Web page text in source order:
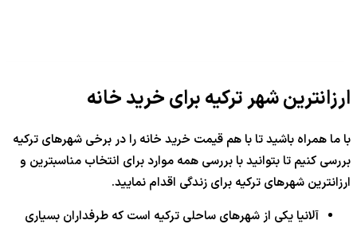
ارزانترین شهر ترکیه برای خرید خانه
با ما همراه باشید تا با هم قیمت خرید خانه را در برخی شهرهای ترکیه
بررسی کنیم تا بتوانید با بررسی همه موارد برای انتخاب مناسبترین و
ارزانترین شهرهای ترکیه برای زندگی اقدام نمایید.
آلانیا یکی از شهرهای ساحلی ترکیه است که طرفداران بسیاری